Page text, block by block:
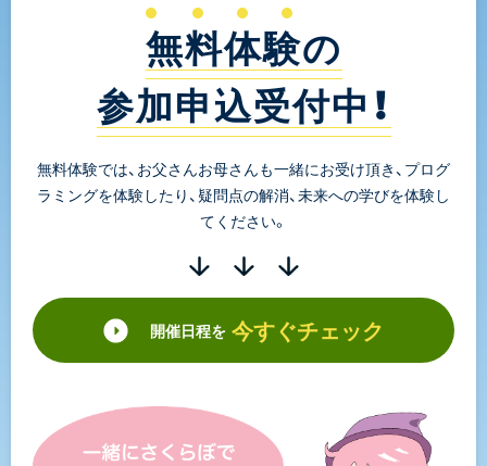
無料体験の
参加申込受付中！
無料体験では、お父さんお母さんも一緒にお受け頂き、プログ
ラミングを体験したり、疑問点の解消、未来への学びを体験し
てください。
開催日程を 今すぐチェック